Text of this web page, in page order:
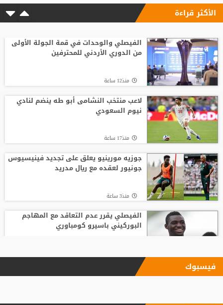
الأكثر قراءة
الفيصلي والوحدات في قمة الجولة الأولى
من الدوري الأردني للمحترفين
منذ12 ساعة
لاعب منتخب النشامى أبو طه ينضم لنادي
نيوم السعودي
منذ17 ساعة
جوزيه مورينيو يعلق على تجديد فينيسيوس
جونيور لعقده مع ريال مدريد
منذ3 ساعة
الفيصلي يقرر عدم التعاقد مع المهاجم
البوركيني باسيرو كومباوري
ليفربول يحسم صفقة أراخو لاعب برشلونة فيسبوك